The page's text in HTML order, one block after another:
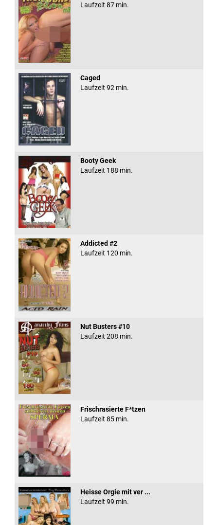
Laufzeit 87 min.
Caged
Laufzeit 92 min.
Booty Geek
Laufzeit 188 min.
Addicted #2
Laufzeit 120 min.
Nut Busters #10
Laufzeit 208 min.
Frischrasierte F*tzen
Laufzeit 85 min.
Heisse Orgie mit ver ...
Laufzeit 99 min.